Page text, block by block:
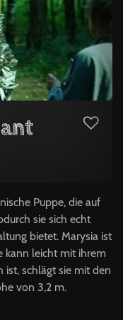
Puppe, die auf
sie sich echt
bietet. Marysia ist
kann leicht mit ihrem
ist, schlägt sie mit den
von 3,2 m.